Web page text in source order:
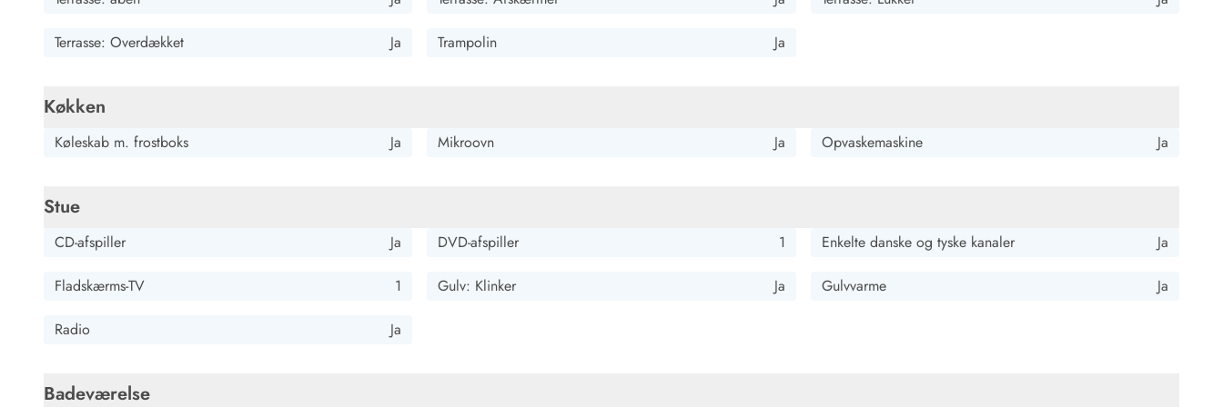
Terrasse: Overdækket Ja Trampolin Ja
Køkken
Køleskab m. frostboks Ja Mikroovn Ja Opvaskemaskine Ja
Stue
CD-afspiller Ja DVD-afspiller 1 Enkelte danske og tyske kanaler Ja
Fladskærms-TV 1 Gulv: Klinker Ja Gulvvarme Ja
Radio Ja
Badeværelse